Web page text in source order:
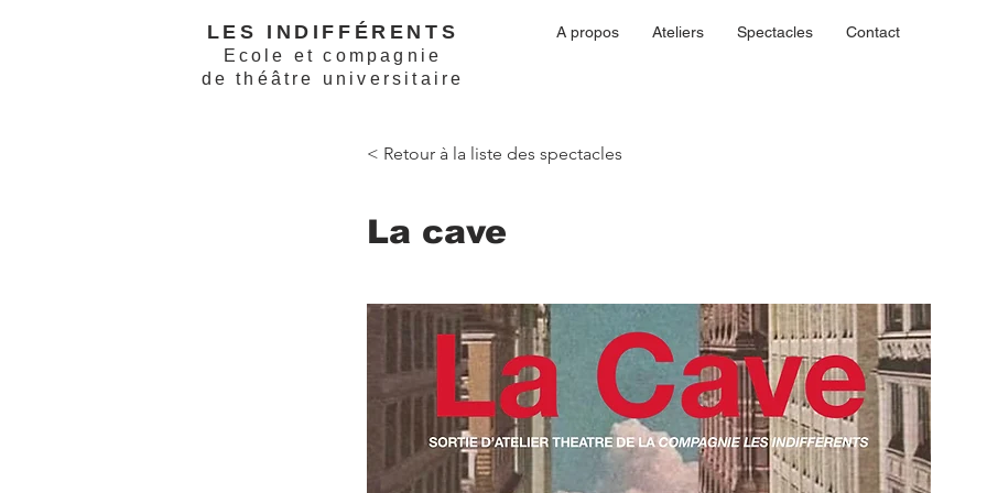
LES INDIFFÉRENTS
Ecole et compagnie
de théâtre universitaire
A propos Ateliers Spectacles Contact
< Retour à la liste des spectacles
La cave